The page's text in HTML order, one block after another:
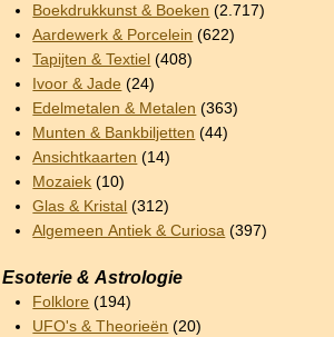
Boekdrukkunst & Boeken (2.717)
Aardewerk & Porcelein (622)
Tapijten & Textiel (408)
Ivoor & Jade (24)
Edelmetalen & Metalen (363)
Munten & Bankbiljetten (44)
Ansichtkaarten (14)
Mozaiek (10)
Glas & Kristal (312)
Algemeen Antiek & Curiosa (397)
Esoterie & Astrologie
Folklore (194)
UFO's & Theorieën (20)